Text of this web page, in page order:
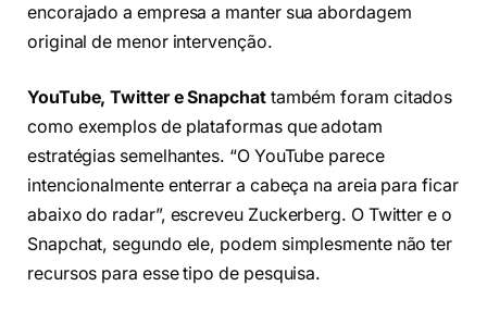
encorajado a empresa a manter sua abordagem
original de menor intervenção.
YouTube, Twitter e Snapchattambém foram citados
como exemplos de plataformas que adotam
estratégias semelhantes. “O YouTube parece
intencionalmente enterrar a cabeça na areia para ficar
abaixo do radar”, escreveu Zuckerberg. O Twitter e o
Snapchat, segundo ele, podem simplesmente não ter
recursos para esse tipo de pesquisa.